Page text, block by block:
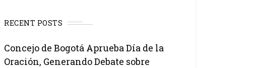
RECENT POSTS
Concejo de Bogotá Aprueba Día de la
Oración, Generando Debate sobre